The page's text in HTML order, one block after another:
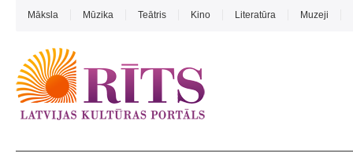
Māksla Mūzika Teātris Kino Literatūra Muzeji